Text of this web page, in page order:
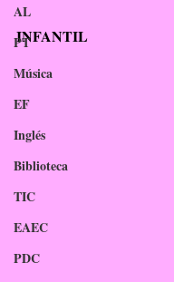
AL
PT
Música
EF
Inglés
Biblioteca
TIC
EAEC
PDC
INFANTIL